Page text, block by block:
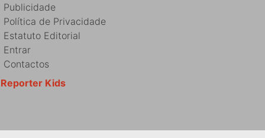
Publicidade
Política de Privacidade
Estatuto Editorial
Entrar
Contactos
Reporter Kids